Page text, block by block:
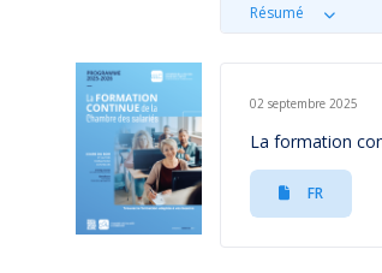
Résumé
02 septembre 2025
La formation
FR